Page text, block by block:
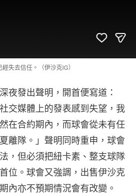
失去信任。（伊沙克IG）
夜發出聲明，開首便寫道：
交媒體上的發表感到失望，我
在合約期內，而球會從未有任
離隊。」聲明同時重申，球會
，但必須把紐卡素、整支球隊
位。球會又強調，出售伊沙克
內亦不預期情況會有改變。